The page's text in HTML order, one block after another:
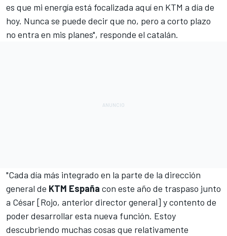
es que mi energía está focalizada aquí en KTM a día de
hoy. Nunca se puede decir que no, pero a corto plazo
no entra en mis planes", responde el catalán.
"Cada día más integrado en la parte de la dirección
general de KTM España con este año de traspaso junto
a César [Rojo, anterior director general] y contento de
poder desarrollar esta nueva función. Estoy
descubriendo muchas cosas que relativamente